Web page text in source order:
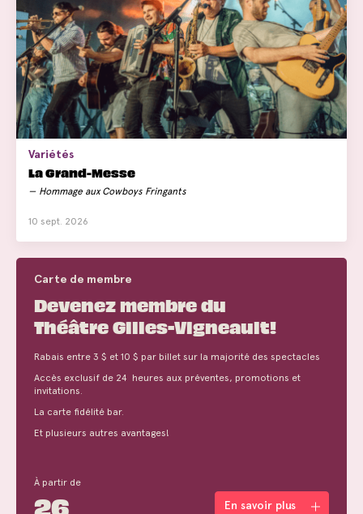
Variétés
La Grand-Messe
Hommage aux Cowboys Fringants
10 sept. 2026
Carte de membre
Devenez membre du
Théâtre Gilles-Vigneault!
Rabais entre 3 $ et 10 $ par billet sur la majorité des spectacles
Accès exclusif de 24 heures aux préventes, promotions et
invitations.
La carte fidélité bar.
Et plusieurs autres avantages!
À partir de
26 En savoir plus